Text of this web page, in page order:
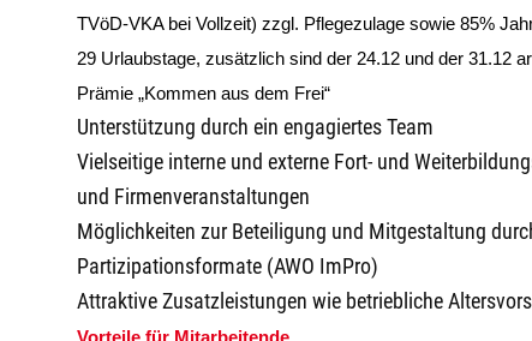
TVöD-VKA bei Vollzeit) zzgl. Pflegezulage sowie 85%
29 Urlaubstage, zusätzlich sind der 24.12 und der 31.12
Prämie „Kommen aus dem Frei“
Unterstützung durch ein engagiertes Team
Vielseitige interne und externe Fort- und
und Firmenveranstaltungen
Möglichkeiten zur Beteiligung und Mitgestaltung
Partizipationsformate (AWO ImPro)
Attraktive Zusatzleistungen wie betriebliche
Vorteile für Mitarbeitende